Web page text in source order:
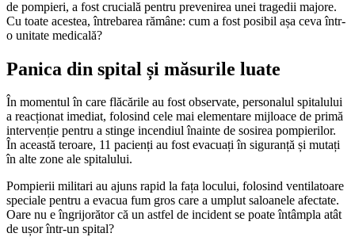
de pompieri, a fost crucială pentru prevenirea unei tragedii majore.
Cu toate acestea, întrebarea rămâne: cum a fost posibil așa ceva într-
o unitate medicală?
Panica din spital și măsurile luate
În momentul în care flăcările au fost observate, personalul spitalului
a reacționat imediat, folosind cele mai elementare mijloace de primă
intervenție pentru a stinge incendiul înainte de sosirea pompierilor.
În această teroare, 11 pacienți au fost evacuați în siguranță și mutați
în alte zone ale spitalului.
Pompierii militari au ajuns rapid la fața locului, folosind ventilatoare
speciale pentru a evacua fum gros care a umplut saloanele afectate.
Oare nu e îngrijorător că un astfel de incident se poate întâmpla atât
de ușor într-un spital?